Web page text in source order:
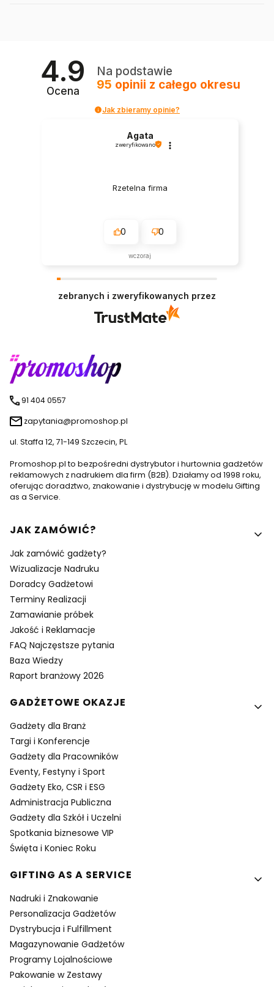
4.9
Ocena
Na podstawie
95 opinii z całego okresu
Jak zbieramy opinie?
Agata
zweryfikowano
Rzetelna firma
0 0
wczoraj
zebranych i zweryfikowanych przez
91 404 0557
zapytania@promoshop.pl
ul. Staffa 12, 71-149 Szczecin, PL
Promoshop.pl to bezpośredni dystrybutor i hurtownia gadżetów
reklamowych z nadrukiem dla firm (B2B). Działamy od 1998 roku,
oferując doradztwo, znakowanie i dystrybucję w modelu Gifting
as a Service.
Linki w stopce
JAK ZAMÓWIĆ?
Jak zamówić gadżety?
Wizualizacje Nadruku
Doradcy Gadżetowi
Terminy Realizacji
Zamawianie próbek
Jakość i Reklamacje
FAQ Najczęstsze pytania
Baza Wiedzy
Raport branżowy 2026
GADŻETOWE OKAZJE
Gadżety dla Branż
Targi i Konferencje
Gadżety dla Pracowników
Eventy, Festyny i Sport
Gadżety Eko, CSR i ESG
Administracja Publiczna
Gadżety dla Szkół i Uczelni
Spotkania biznesowe VIP
Święta i Koniec Roku
GIFTING AS A SERVICE
Nadruki i Znakowanie
Personalizacja Gadżetów
Dystrybucja i Fulfillment
Magazynowanie Gadżetów
Programy Lojalnościowe
Pakowanie w Zestawy